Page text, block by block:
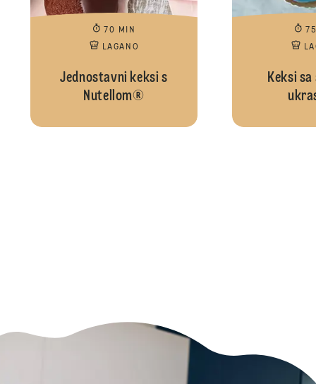
70 MIN
LAGANO
Jednostavni keksi s
Nutellom®
Keksi